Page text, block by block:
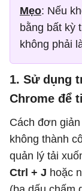
Mẹo: Nếu
bằng bất kỳ
không phải
1. Sử dụng
Chrome để
Cách đơn
không thành
quản lý tải
Ctrl + J hoặc